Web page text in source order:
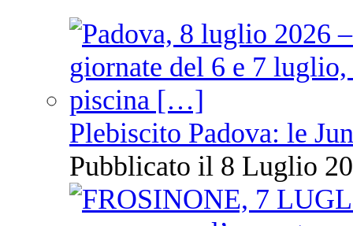
Plebiscito Padova: le
Pubblicato il 8 Luglio